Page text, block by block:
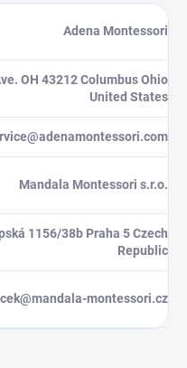
Adena Montessori
OH 43212 Columbus Ohio
United States
Mandala Montessori s.r.o.
1156/38b Praha 5 Czech
Republic
montessori.cz